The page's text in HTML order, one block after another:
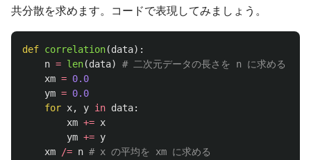
共分散を求めます。コードで表現してみましょう。
def correlation(data):
n = len(data)
xm = 0.0
ym = 0.0
for x, y in data:
xm += x
ym += y
xm
/= n